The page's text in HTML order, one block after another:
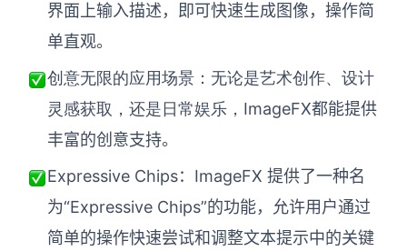
界面上输入描述，即可快速生成图像，操作简
单直观。
创意无限的应用场景：无论是艺术创作、设计
灵感获取，还是日常娱乐， ImageFX都能提供
丰富的创意支持。
Expressive Chips：ImageFX 提供了一种名
为“Expressive Chips”的功能，允许用户通过
简单的操作快速尝试和调整文本提示中的关键